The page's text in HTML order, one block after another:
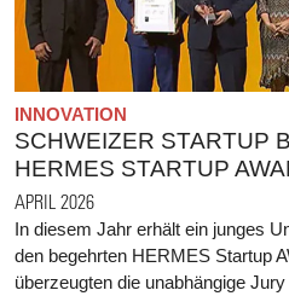
INNOVATION
SCHWEIZER STARTUP
HERMES STARTUP
APRIL 2026
In diesem Jahr erhält ein junges
den begehrten HERMES Startup
überzeugten die unabhängige